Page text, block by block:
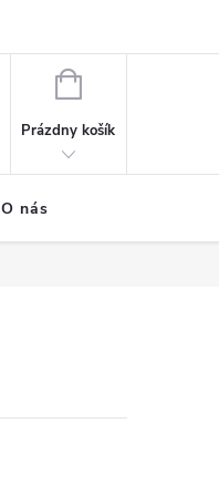
NÁKUPNÝ
Prázdny košík
O nás